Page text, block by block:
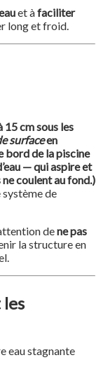
et àfaciliter
long et froid.
15 cm sous les
surfaceen
bord de la piscine
— quiaspire et
ne coulent au fond.)
système de
dene pas
la structure en
eau stagnante